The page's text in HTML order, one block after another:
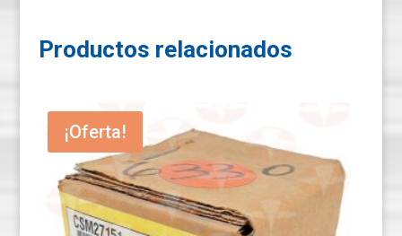
Productos relacionados
¡Oferta!